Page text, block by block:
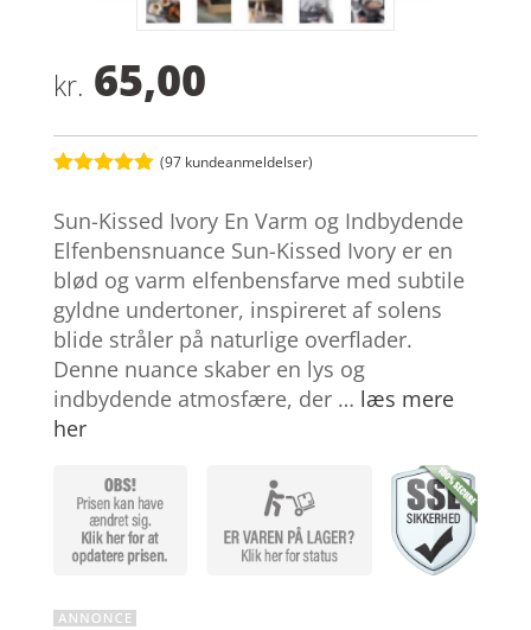
kr. 65,00
af 5
baseret på
kundebedøm
melser
(97 kundeanmeldelser)
Sun-Kissed Ivory En Varm og Indbydende
Elfenbensnuance Sun-Kissed Ivory er en
blød og varm elfenbensfarve med subtile
gyldne undertoner, inspireret af solens
blide stråler på naturlige overflader.
Denne nuance skaber en lys og
indbydende atmosfære, der … læs mere
her